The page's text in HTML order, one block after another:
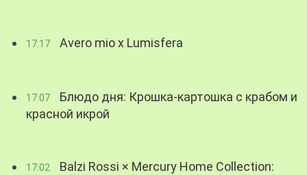
17:17 Avero mio x Lumisfera
17:07
Блюдо дня: Крошка-картошка с крабом и
красной икрой
17:02
Balzi Rossi × Mercury Home Collection: